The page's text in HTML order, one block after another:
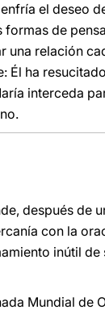
el deseo
de
una relación
Él ha
interceda
después de
con la
inútil
Mundial de